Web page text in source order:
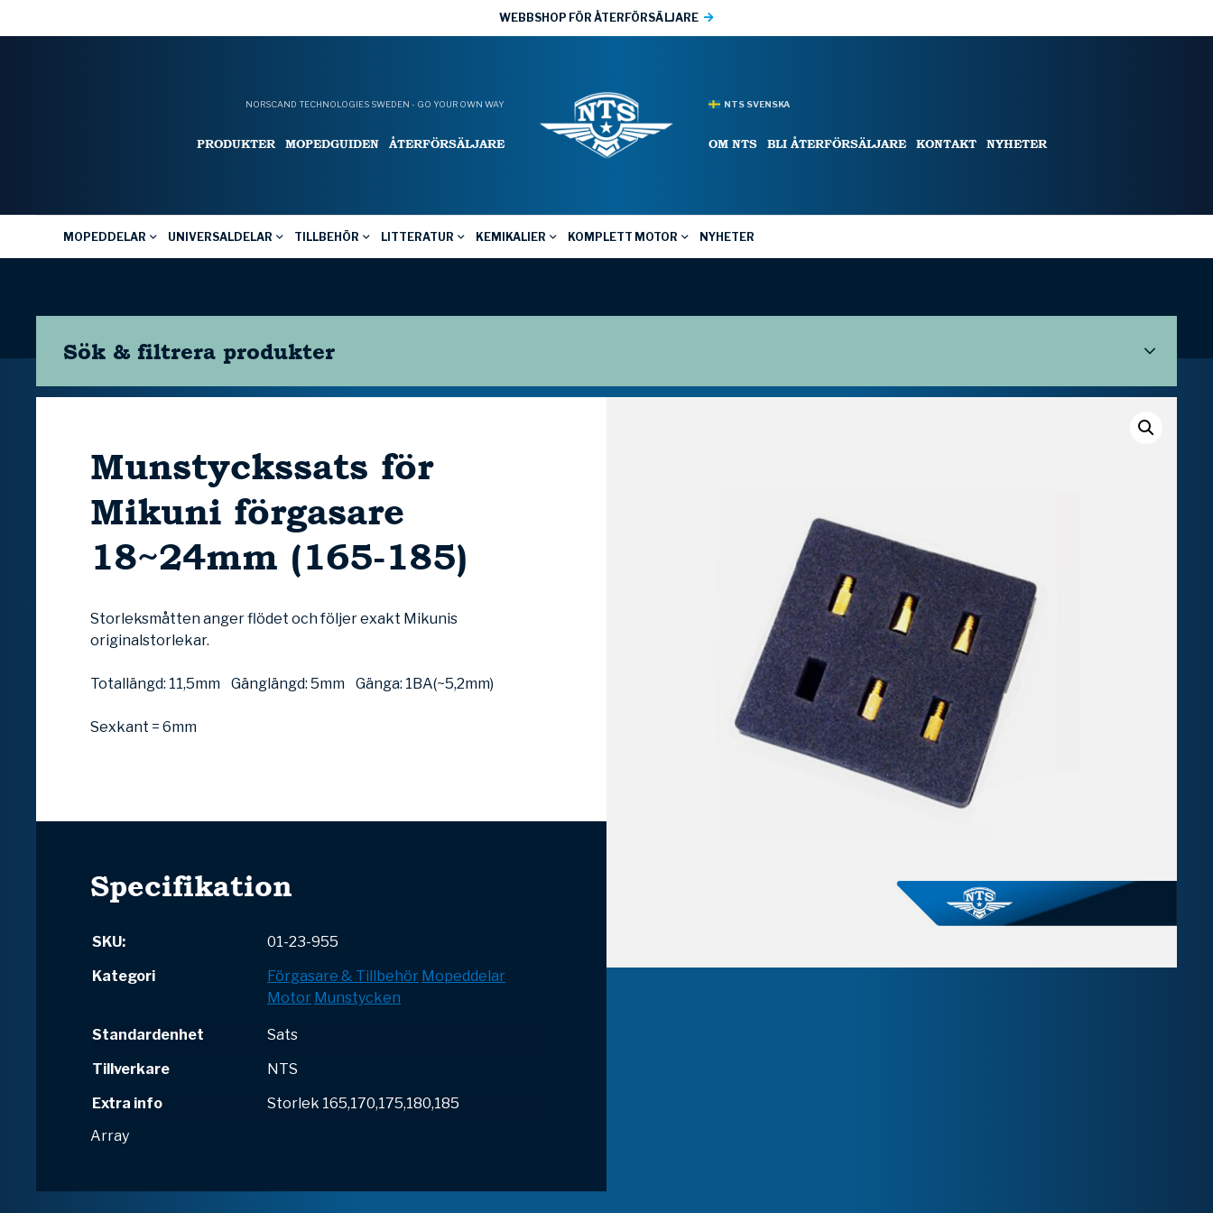
WEBBSHOP FÖR ÅTERFÖRSÄLJARE
NORSCAND TECHNOLOGIES SWEDEN - GO YOUR OWN WAY
PRODUKTER MOPEDGUIDEN ÅTERFÖRSÄLJARE
NTS SVENSKA
OM NTS BLI ÅTERFÖRSÄLJARE KONTAKT NYHETER
MOPEDDELAR UNIVERSALDELAR TILLBEHÖR LITTERATUR KEMIKALIER KOMPLETT MOTOR NYHETER
Sök & filtrera produkter
Munstyckssats för
Mikuni förgasare
18~24mm (165-185)
Storleksmåtten anger flödet och följer exakt Mikunis
originalstorlekar.
Totallängd: 11,5mm Gänglängd: 5mm Gänga: 1BA(~5,2mm)
Sexkant = 6mm
Specifikation
SKU:
01-23-955
Kategori
Förgasare & Tillbehör Mopeddelar
Motor Munstycken
Standardenhet
Sats
Tillverkare
NTS
Extra info
Storlek 165,170,175,180,185
Array